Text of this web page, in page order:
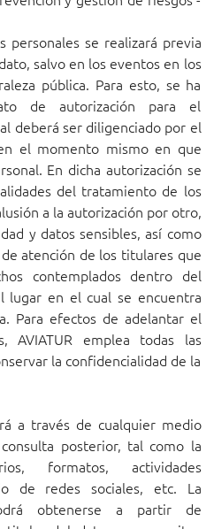
personales se realizará previa
salvo en los eventos en los
pública. Para esto, se ha
de autorización para el
deberá ser diligenciado por el
el momento mismo en que
En dicha autorización se
del tratamiento de los
a la autorización por otro,
y datos sensibles, así como
atención de los titulares que
contemplados dentro del
lugar en el cual se encuentra
Para efectos de adelantar el
AVIATUR emplea todas las
la confidencialidad de la
a través de cualquier medio
posterior, tal como la
formatos, actividades
de redes sociales, etc. La
obtenerse a partir de